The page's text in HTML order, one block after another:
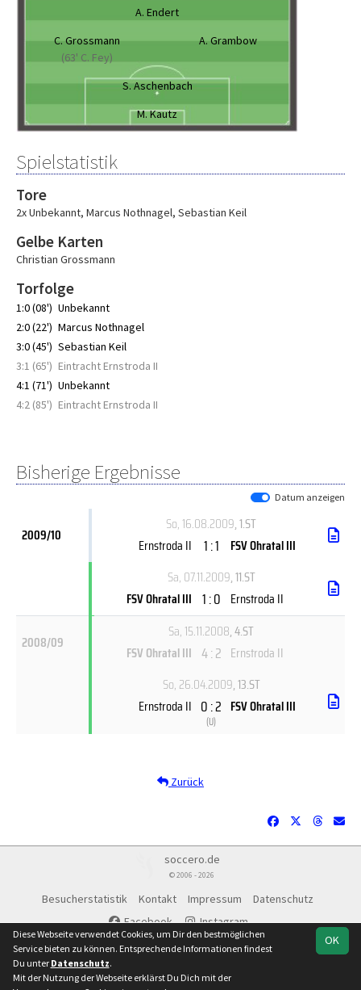
A. Endert
C. Grossmann
(63' C. Fey)
A. Grambow
S. Aschenbach
M. Kautz
Spielstatistik
Tore
2x Unbekannt, Marcus Nothnagel, Sebastian Keil
Gelbe Karten
Christian Grossmann
Torfolge
1:0 (08') Unbekannt
2:0 (22') Marcus Nothnagel
3:0 (45') Sebastian Keil
3:1 (65') Eintracht Ernstroda II
4:1 (71') Unbekannt
4:2 (85') Eintracht Ernstroda II
Bisherige Ergebnisse
Datum anzeigen
2009/10
So, 16.08.2009, 1.ST
Ernstroda II
1 : 1
FSV Ohratal III
Sa, 07.11.2009, 11.ST
FSV Ohratal III 1 : 0 Ernstroda II
2008/09
Sa, 15.11.2008, 4.ST
FSV Ohratal III 4 : 2 Ernstroda II
So, 26.04.2009, 13.ST
Ernstroda II 0 : 2
(U)
FSV Ohratal III
Zurück
soccero.de
© 2006 - 2026
Besucherstatistik Kontakt Impressum
Datenschutz
Facebook
Instagram
OK
Diese Webseite verwendet Cookies, um Dir den bestmöglichen
Service bieten zu können. Entsprechende Informationen findest
Du unter Datenschutz.
Mit der Nutzung der Webseite erklärst Du Dich mit der